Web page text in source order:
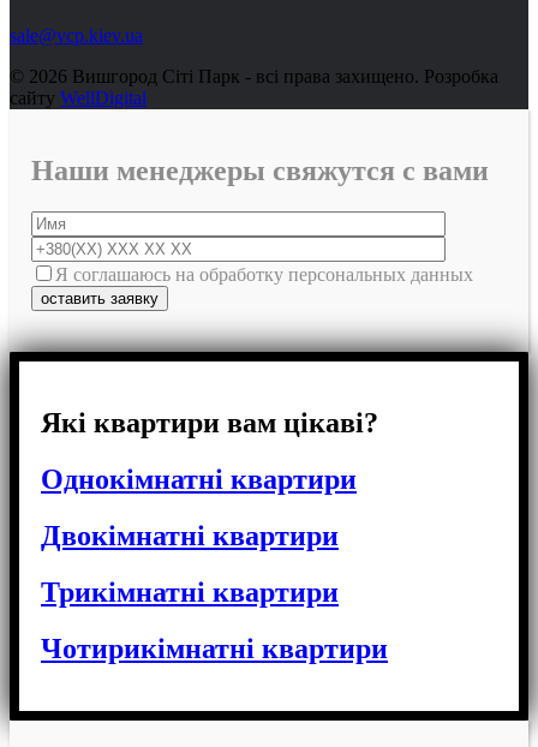
sale@vcp.kiev.ua
© 2026 Вишгород Сіті Парк - всі права захищено. Розробка
сайту WellDigital
Наши менеджеры свяжутся с вами
Я соглашаюсь на обработку персональных данных
Які квартири вам цікаві?
Однокімнатні квартири
Двокімнатні квартири
Трикімнатні квартири
Чотирикімнатні квартири